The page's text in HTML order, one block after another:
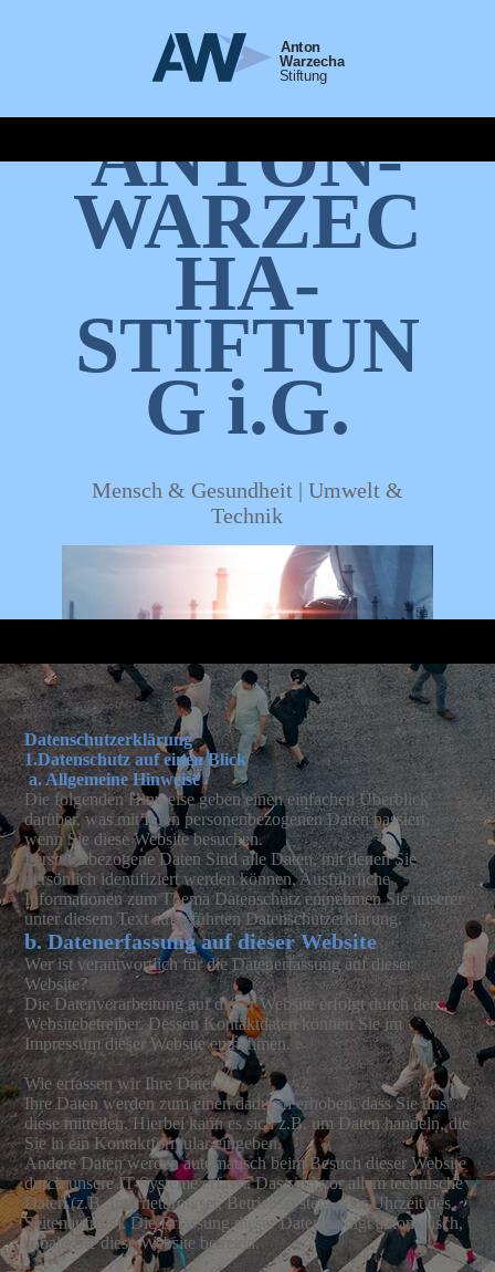
ANTON-
WARZEC
HA-
STIFTUN
G i.G.
Mensch & Gesundheit | Umwelt &
Technik
Datenschutzerklärung
1.Datenschutz auf einen Blick
a. Allgemeine Hinweise
Die folgenden Hinweise geben einen einfachen Überblick
darüber, was mit Ihren personenbezogenen Daten passiert,
wenn Sie diese Website besuchen.
Personenbezogene Daten Sind alle Daten, mit denen Sie
persönlich identifiziert werden können. Ausführliche
Informationen zum Thema Datenschutz entnehmen Sie unserer
unter diesem Text aufgeführten Datenschutzerklärung.
b. Datenerfassung auf dieser Website
Wer ist verantwortlich für die Datenerfassung auf dieser
Website?
Die Datenverarbeitung auf dieser Website erfolgt durch den
Websitebetreiber. Dessen Kontaktdaten können Sie im
Impressum dieser Website entnehmen.
Wie erfassen wir Ihre Daten?
Ihre Daten werden zum einen dadurch erhoben, dass Sie uns
diese mitteilen. Hierbei kann es sich z.B. um Daten handeln, die
Sie in ein Kontaktformular eingeben.
Andere Daten werden automatisch beim Besuch dieser Website
durch unsere IT-Systeme erfasst. Das sind vor allem technische
Daten (z.B. Internetbrowser, Betriebssystem oder Uhrzeit des
Seitenaufrufs). Die Erfassung dieser Daten erfolgt automatisch,
sobald Sie diese Website betreten.